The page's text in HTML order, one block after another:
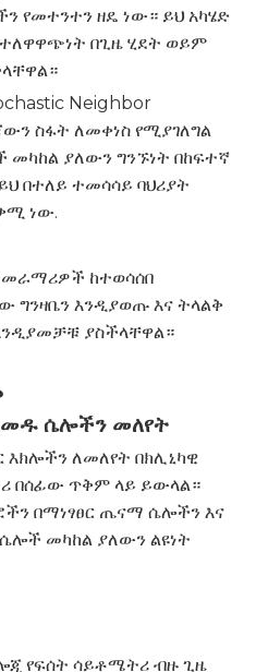
የመተንተን ዘዴ ነው። ይህ አካሄድ
በጊዜ ሂደት ወይም
Neighbor
ስፋት ለመቀነስ የሚያገለግል
ያለውን ግንኙነት በከፍተኛ
በተለይ ተመሳሳይ ባህሪያት
ነው.
ከተወሳሰበ
ግንዛቤን እንዲያወጡ እና ትላልቅ
ያስችላቸዋል።
ሴሎችን መለየት
እክሎችን ለመለየት በክሊኒካዊ
በሰፊው ጥቅም ላይ ይውላል።
በማነፃፀር ጤናማ ሴሎችን እና
መካከል ያለውን ልዩነት
የፍሰት ሳይቶሜትሪ ብዙ ጊዜ